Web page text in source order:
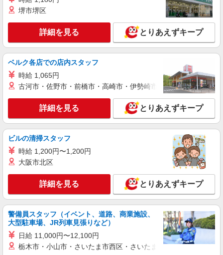
キープ 詳細を見る
派遣社員
株式会社シエロ
【ワイモバイル】の店舗スタッフ
月給245000円〜322000円＋時間外手当（経
験・能力による） ※ソフトバンク認定資格を取得
すると資格手当が追加支給されます（待遇参照）
※時間外手当は別途全額支給（1分単位）賞与年2
回（6月・12月）昇給年1回（7月） ★交通費別途
支給（規定あり） ゜+゜・。○。・゜+゜・。
○。・゜+゜ 入社祝い金10万円支給(規定有) お友達
を紹介頂くと, インセンティブ支給(規定有) ゜・。
○。・゜+゜・。○。・゜+゜
愛知県春日井市のY!mobileショップ
キープ 詳細を見る
派遣社員
株式会社シエロ
【ドコモ】の店舗スタッフ
時給1550円〜 ※残業代支給 ★交通費別途支給
+゜ 入社祝い金10万円支給(規定有) お友達を紹介
頂くと, インセンティブ支給(規定有) ★月2回払
い・週払い可能（規程有）★ ゜・。○。・゜
+゜・。○。・゜+゜
愛知県春日井市のdocomoショップ
キープ 詳細を見る
派遣社員
株式会社シエロ
スマホ携帯販売【ソフトバンク】
堺市堺区
詳細を見る とりあえずキープ
ベルク各店での店内スタッフ
時給 1,065円
古河市・佐野市・前橋市・高崎市・伊勢崎市・太田市・館林市
詳細を見る とりあえずキープ
ビルの清掃スタッフ
時給 1,200円〜1,200円
大阪市北区
詳細を見る とりあえずキープ
警備員スタッフ（イベント、道路、商業施設、
大型駐車場、JR列車見張りなど）
日給 11,000円〜12,100円
栃木市・小山市・さいたま市西区・さいたま市岩槻区・久喜市・